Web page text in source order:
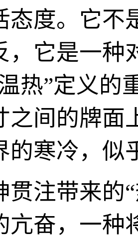
态度。它不
，它是一种
热”定义的
之间的牌面
的寒冷，似
贯注带来的
亢奋，一种